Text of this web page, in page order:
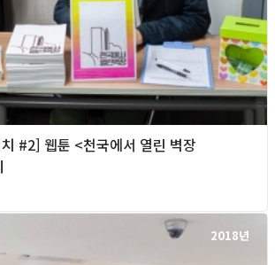
#2] 웹툰 <천국에서 열린 벽장
2018년